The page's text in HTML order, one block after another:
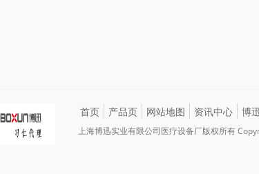
首页 产品页 网站地图 资讯中心 博
上海博迅实业有限公司医疗设备厂版权所有